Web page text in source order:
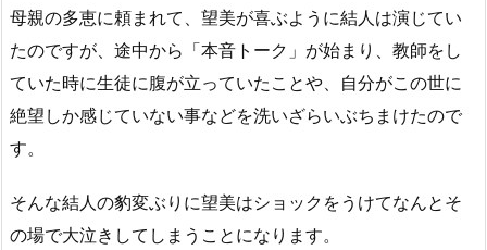
母親の多恵に頼まれて、望美が喜ぶように結人は演じてい
たのですが、途中から「本音トーク」が始まり、教師をし
ていた時に生徒に腹が立っていたことや、自分がこの世に
絶望しか感じていない事などを洗いざらいぶちまけたので
す。
そんな結人の豹変ぶりに望美はショックをうけてなんとそ
の場で大泣きしてしまうことになります。